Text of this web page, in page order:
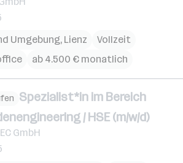
Umgebung, Lienz
Vollzeit
ab 4.500 € monatlich
Spezialist*in im Bereich
/ HSE (m/w/d)
GmbH